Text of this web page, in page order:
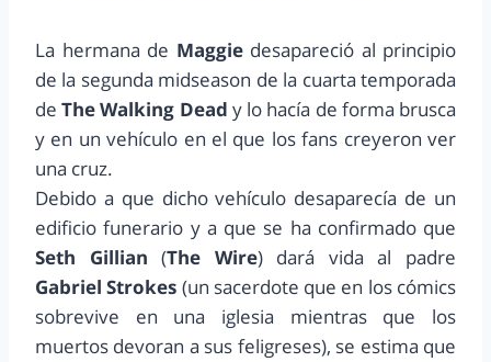
La hermana de Maggiedesapareció al principio
de la segunda midseason de la cuarta temporada
deThe Walking Dead y lo hacía de forma brusca
y en un vehículo en el que los fans creyeron ver
una cruz.
Debido a que dicho vehículo desaparecía de un
edificio funerario y a que se ha confirmado que
Seth Gillian (The Wire) dará vida al padre
Gabriel Strokes (un sacerdote que en los cómics
sobrevive en una iglesia mientras que los
muertos devoran a sus feligreses), se estima que